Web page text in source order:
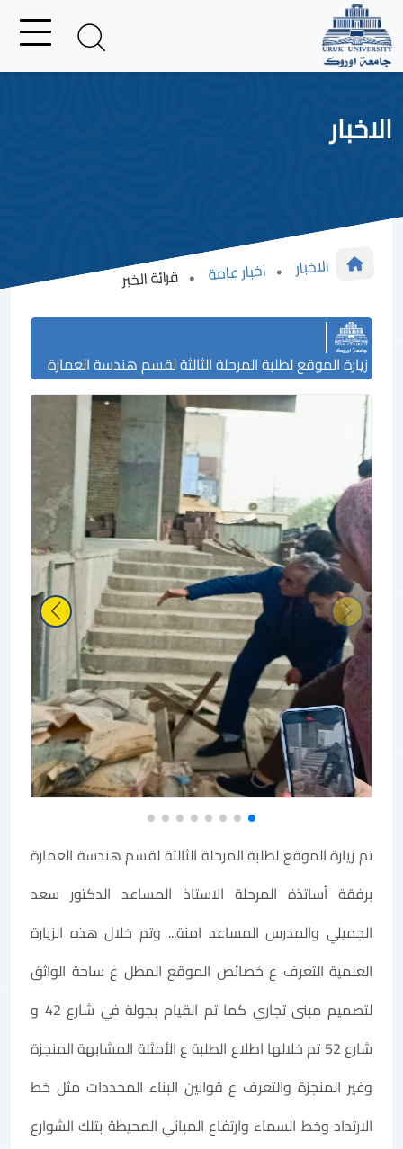
الاخبار
الاخبار اخبار عامة قرائة الخبر
زيارة الموقع لطلبة المرحلة الثالثة لقسم هندسة العمارة
تم زيارة الموقع لطلبة المرحلة الثالثة لقسم هندسة العمارة
برفقة أساتذة المرحلة الاستاذ المساعد الدكتور سعد
الجميلي والمدرس المساعد امنة... وتم خلال هذه الزيارة
العلمية التعرف ع خصائص الموقع المطل ع ساحة الواثق
لتصميم مبنى تجاري كما تم القيام بجولة في شارع 42 و
شارع 52 تم خلالها اطلاع الطلبة ع الأمثلة المشابهة المنجزة
وغير المنجزة والتعرف ع قوانين البناء المحددات مثل خط
الارتداد وخط السماء وارتفاع المباني المحيطة بتلك الشوارع